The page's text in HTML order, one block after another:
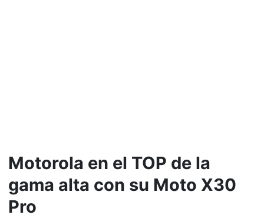
Motorola en el TOP de la
gama alta con su Moto X30
Pro